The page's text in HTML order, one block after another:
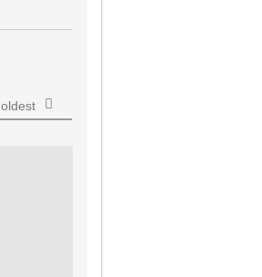
oldest